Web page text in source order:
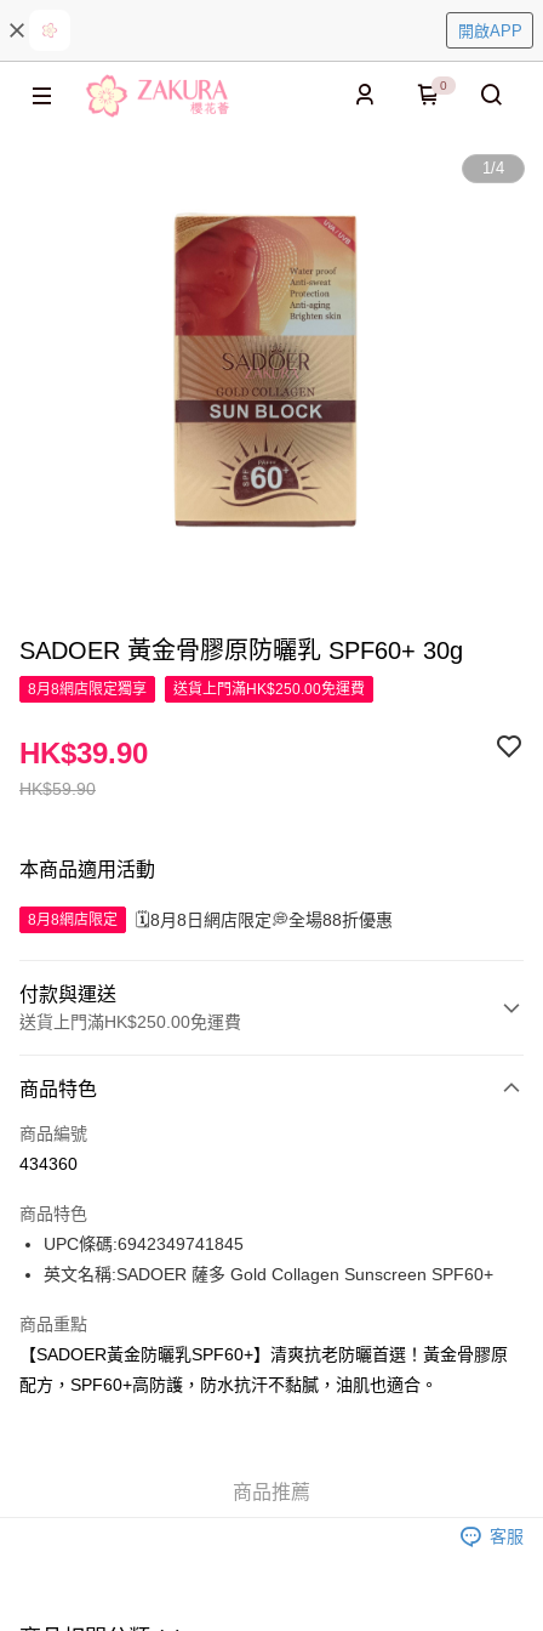
開啟APP
0
1/4
SADOER 黃金骨膠原防曬乳 SPF60+ 30g
8月8網店限定獨享 送貨上門滿HK$250.00免運費
HK$59.90
HK$39.90
本商品適用活動
8月8網店限定 🗓️8月8日網店限定💭全場88折優惠
付款與運送
送貨上門滿HK$250.00免運費
信用卡
Apple Pay
WeChat Pay
JD京東物流，訂單確認發貨後2-4個工作天送達
商品特色
商品編號
434360
商品特色
UPC條碼:6942349741845
英文名稱:SADOER 薩多 Gold Collagen Sunscreen SPF60+
商品重點
【SADOER黃金防曬乳SPF60+】清爽抗老防曬首選！黃金骨膠原
配方，SPF60+高防護，防水抗汗不黏膩，油肌也適合。
商品推薦
客服